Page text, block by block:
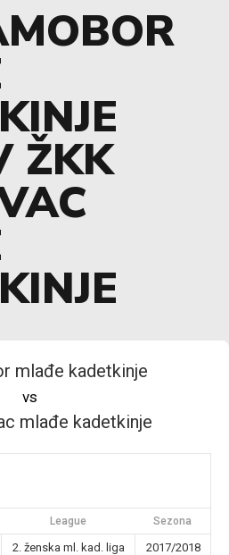
ŽKK
mlađe kadetkinje
vs
mlađe kadetkinje
League Sezona
2. ženska ml. kad. liga 2017/2018